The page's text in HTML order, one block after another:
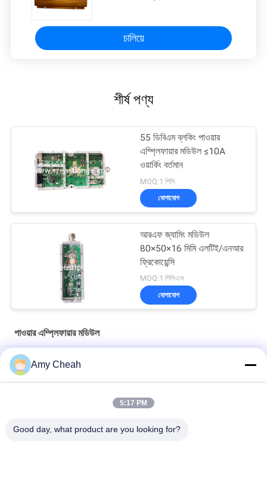
চালিয়ে
শীর্ষ পণ্য
55 ডিবিএম ব্লকিং পাওয়ার
এম্প্লিফায়ার মডিউল ≤10A
ওয়ার্কিং বর্তমান
MOQ:1 পিসি
যোগাযোগ
আরএফ জ্যামিং মডিউল
80×50×16 মিমি এলটিই/এনআর
ফ্রিকোয়েন্সি
MOQ:1 পিসিএস
যোগাযোগ
পাওয়ার এম্প্লিফায়ার মডিউল
ভ্রমণের জন্য স্বয়ংক্রিয় সেল ফোন সিগন্যাল রিপিটার/বুস্টার/এম্প্লিফায়ার
মিনি পোর্টেবল সেল ফোন সিগন্যাল রিপিটার 3G
বাড়ির জন্য মোবাইল ফোন জিএসএম সিগন্যাল বুস্টার / রিপিটার / এমপ্লিফায়ার EST-
Amy Cheah
5:17 PM
Good day, what product are you looking for?